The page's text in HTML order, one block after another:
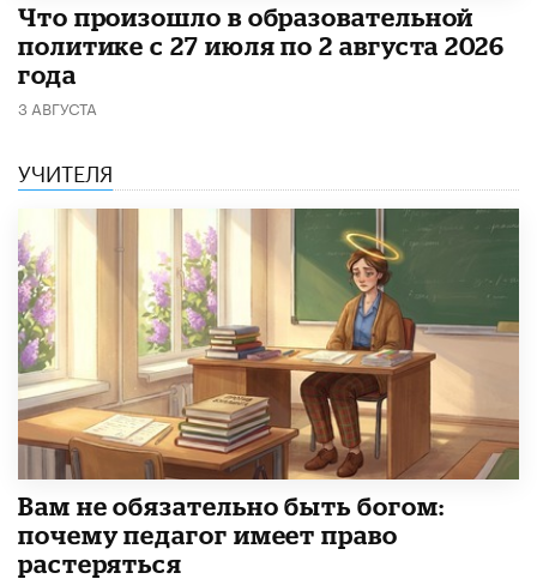
​Что произошло в образовательной
политике с 27 июля по 2 августа 2026
года
3 АВГУСТА
УЧИТЕЛЯ
​Вам не обязательно быть богом:
почему педагог имеет право
растеряться